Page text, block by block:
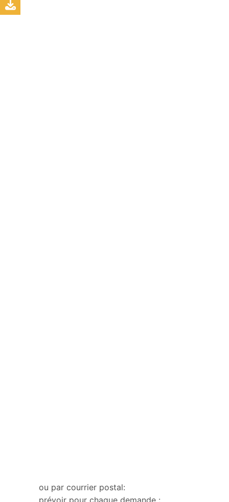
ou par courrier postal:
prévoir pour chaque demande :